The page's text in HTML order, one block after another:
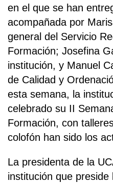
en el que se han
acompañada por
general del Servicio
Formación; Josefina
institución, y Manuel
de Calidad y
esta semana, la
celebrado su II
Formación, con
colofón han sido los
La presidenta de la
institución que preside